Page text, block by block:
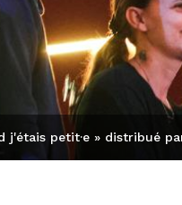
j'étais petit·e » distribué